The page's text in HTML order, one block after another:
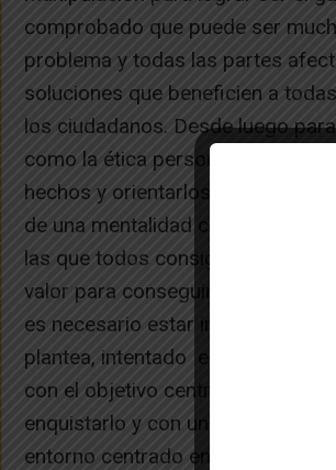
comprobado que puede ser
problema y todas las partes
soluciones que beneficien a
los ciudadanos. Desde luego
como la ética personal ante los
hechos y orientarlos
de una mentalidad congruente.
las que todos consiguen algo
valor para conseguir otros de
es necesario estar interesado
plantea, intentado establecer
con el objetivo centrado en
enquistarlo y con una actitud
entorno centrado en dar